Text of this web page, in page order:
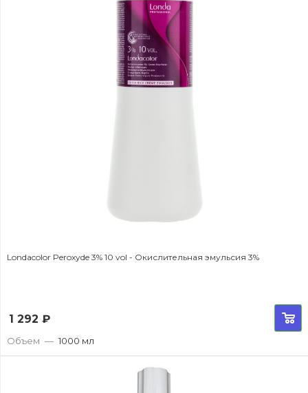
Londacolor Peroxyde 3% 10 vol - Окислительная эмульсия 3%
1 292 ₽
Объем — 1000 мл